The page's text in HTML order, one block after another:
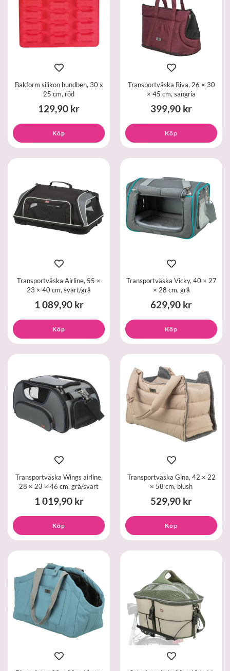
Bakform silikon hundben, 30 x
25 cm, röd
129,90 kr
Köp
Transportväska Riva, 26 × 30
× 45 cm, sangria
399,90 kr
Köp
Transportväska Airline, 55 ×
23 × 40 cm, svart/grå
1 089,90 kr
Köp
Transportväska Vicky, 40 × 27
× 28 cm, grå
629,90 kr
Köp
Transportväska Wings airline,
28 × 23 × 46 cm, grå/svart
1 019,90 kr
Köp
Transportväska Gina, 42 × 22
× 58 cm, blush
529,90 kr
Köp